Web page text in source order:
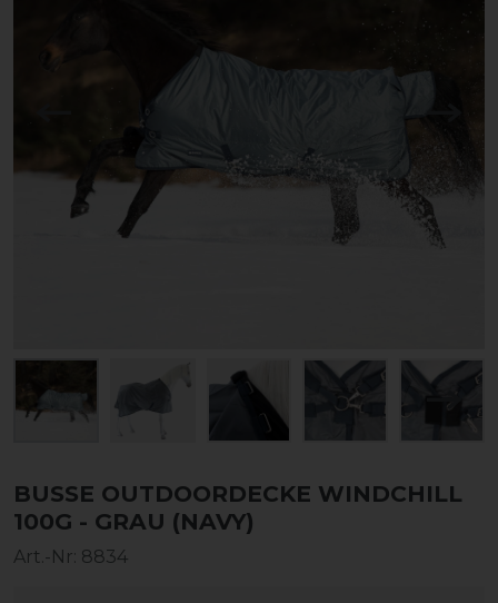
BUSSE OUTDOORDECKE WINDCHILL
100G - GRAU (NAVY)
Art.-Nr: 8834